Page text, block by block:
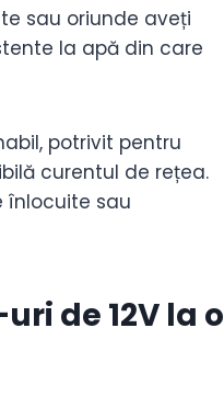
sau oriunde aveți
la apă din care
potrivit pentru
curentul de rețea.
înlocuite sau
de 12V la o